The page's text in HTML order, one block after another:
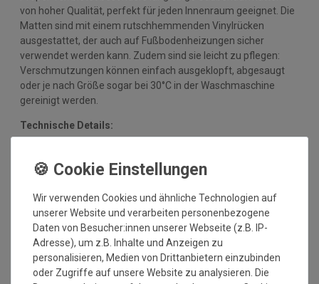
von hoher Qualität, perfekt für jeden Innenraum geeignet. Die
Matten sind mit einem rutschhemmenden Vinylrücken
ausgestattet, der auch auf Fußbodenheizungen sicher
verwendet werden kann. Zudem sind sie leicht zu pflegen:
Verschmutzungen können einfach ausgeklopft, abgesaugt
oder je nach Größe sogar bei 30°C in der Waschmaschine
gereinigt werden.
Technische Details:
Material Rücken: Vinyl
Gesamtdicke: ca. 9 mm
Gesamtgewicht: 2600 gr/qm
waschbar bis 30 Grad
strapazierfähig, rutschfest und schnittfest
Nimmt Schmutz und Nässe auf
für Fußbodenheizung geeignet
Wir verwenden Cookies und ähnliche Technologien auf
unserer Website und verarbeiten personenbezogene
Daten von Besucher:innen unserer Webseite (z.B. IP-
Adresse), um z.B. Inhalte und Anzeigen zu
personalisieren, Medien von Drittanbietern einzubinden
oder Zugriffe auf unsere Website zu analysieren. Die